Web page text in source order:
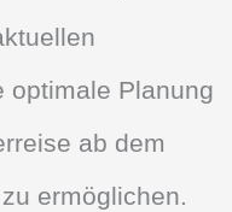
optimale Planung
ab dem
ermöglichen.